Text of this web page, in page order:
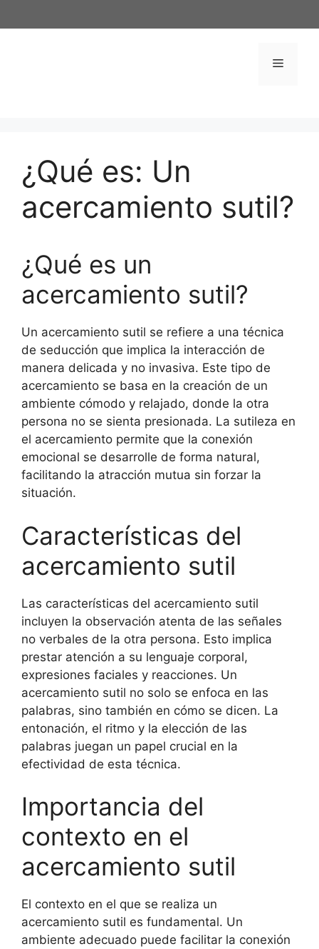
al
Menú
¿Qué es: Un
acercamiento sutil?
¿Qué es un
acercamiento sutil?
Un acercamiento sutil se refiere a una técnica
de seducción que implica la interacción de
manera delicada y no invasiva. Este tipo de
acercamiento se basa en la creación de un
ambiente cómodo y relajado, donde la otra
persona no se sienta presionada. La sutileza en
el acercamiento permite que la conexión
emocional se desarrolle de forma natural,
facilitando la atracción mutua sin forzar la
situación.
Características del
acercamiento sutil
Las características del acercamiento sutil
incluyen la observación atenta de las señales
no verbales de la otra persona. Esto implica
prestar atención a su lenguaje corporal,
expresiones faciales y reacciones. Un
acercamiento sutil no solo se enfoca en las
palabras, sino también en cómo se dicen. La
entonación, el ritmo y la elección de las
palabras juegan un papel crucial en la
efectividad de esta técnica.
Importancia del
contexto en el
acercamiento sutil
El contexto en el que se realiza un
acercamiento sutil es fundamental. Un
ambiente adecuado puede facilitar la conexión